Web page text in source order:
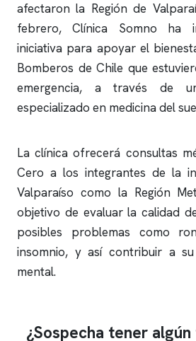
afectaron la Región de
febrero,Clínica Somno ha
iniciativa para apoyar el
Bomberos de Chile que
emergencia, a través de
especializado en medicina del
La clínica ofrecerá consultas
Cero a los integrantes de la
Valparaíso como la Región
objetivo de evaluar la calidad
posibles problemas como
insomnio, y así contribuir a
mental.
¿Sospecha tener